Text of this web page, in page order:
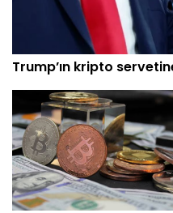
Trump’ın kripto